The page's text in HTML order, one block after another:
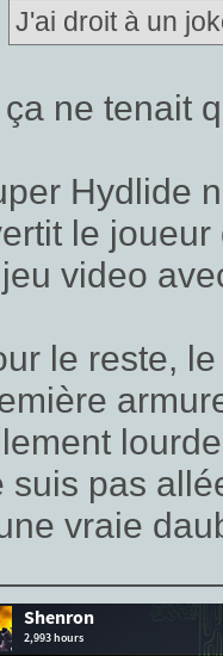
J'ai droit à un
ne tenait
Hydlide
le
video
le reste,
suis pas
vraie